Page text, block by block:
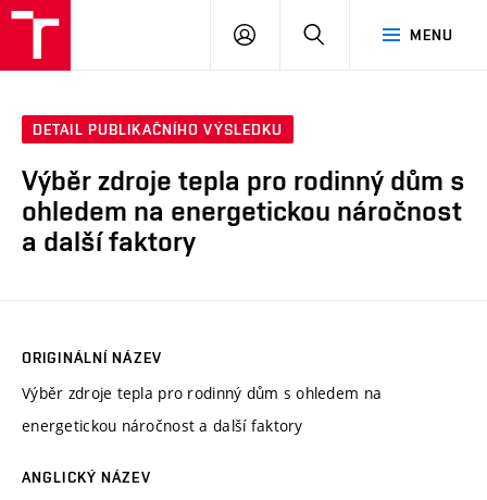
MENU
PŘIHLÁSIT
DETAIL PUBLIKAČNÍHO VÝSLEDKU
Výběr zdroje tepla pro rodinný dům s
ohledem na energetickou náročnost
a další faktory
ORIGINÁLNÍ NÁZEV
Výběr zdroje tepla pro rodinný dům s ohledem na
energetickou náročnost a další faktory
ANGLICKÝ NÁZEV